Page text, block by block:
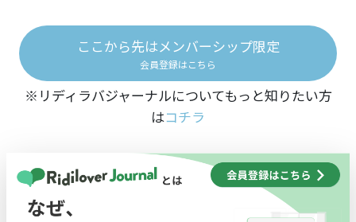
ここから先はメンバーシップ限定
会員登録はこちら
※リディラバジャーナルについてもっと知りたい方
はコチラ